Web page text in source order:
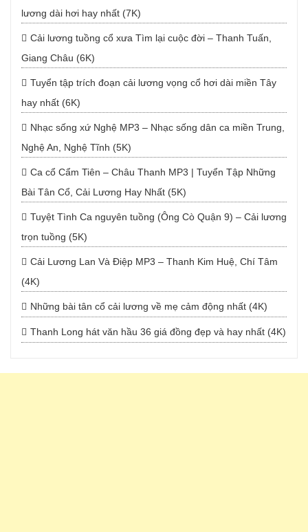
lương dài hơi hay nhất (7K)
Cải lương tuồng cổ xưa Tìm lại cuộc đời – Thanh Tuấn,
Giang Châu (6K)
Tuyển tập trích đoạn cải lương vọng cổ hơi dài miền Tây
hay nhất (6K)
Nhạc sống xứ Nghệ MP3 – Nhạc sống dân ca miền Trung,
Nghệ An, Nghệ Tĩnh (5K)
Ca cổ Cẩm Tiên – Châu Thanh MP3 | Tuyển Tập Những
Bài Tân Cổ, Cải Lương Hay Nhất (5K)
Tuyệt Tình Ca nguyên tuồng (Ông Cò Quận 9) – Cải lương
trọn tuồng (5K)
Cải Lương Lan Và Điệp MP3 – Thanh Kim Huệ, Chí Tâm
(4K)
Những bài tân cổ cải lương về mẹ cảm động nhất (4K)
Thanh Long hát văn hầu 36 giá đồng đẹp và hay nhất (4K)